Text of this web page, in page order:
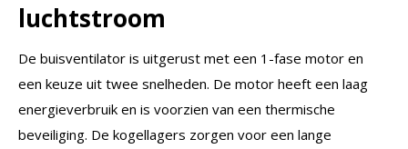
luchtstroom
De buisventilator is uitgerust met een 1-fase motor en
een keuze uit twee snelheden. De motor heeft een laag
energieverbruik en is voorzien van een thermische
beveiliging. De kogellagers zorgen voor een lange